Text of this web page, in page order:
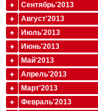
Сентябрь'2013
Август'2013
Июль'2013
Июнь'2013
Май'2013
Апрель'2013
Март'2013
Февраль'2013